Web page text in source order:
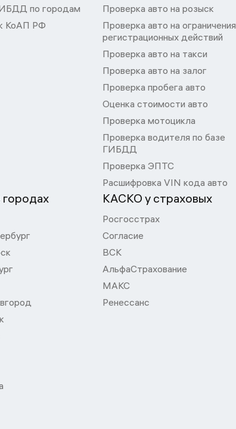
по городам
КоАП РФ
Проверка авто на розыск
Проверка авто на ограничения
регистрационных действий
Проверка авто на такси
Проверка авто на залог
Проверка пробега авто
Оценка стоимости авто
Проверка мотоцикла
Проверка водителя по базе
ГИБДД
Проверка ЭПТС
Расшифровка VIN кода авто
КАСКО у страховых
Росгосстрах
Согласие
ВСК
АльфаСтрахование
МАКС
Ренессанс